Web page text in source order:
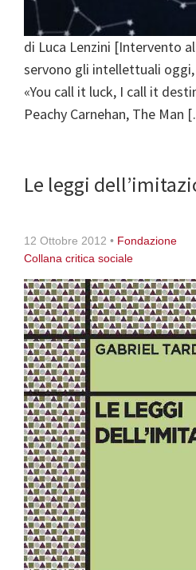
di Luca Lenzini [Intervento
servono gli intellettuali
«You call it luck, I call it
Peachy Carnehan, The Man
Le leggi
12 Ottobre 2012 • Fondazione
Collana critica sociale